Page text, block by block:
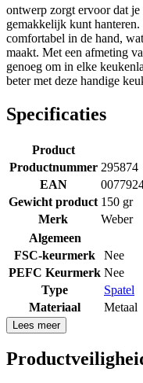
ontwerp zorgt ervoor dat je
gemakkelijk kunt
comfortabel in de hand,
maakt. Met een afmeting
genoeg om in elke
beter met deze handige
Specificaties
Product
Productnummer 295874
EAN
Gewicht product 150 gr
Merk
Weber
Algemeen
FSC-keurmerk
Nee
PEFC Keurmerk Nee
Type
Spatel
Materiaal
Metaal
Lees meer